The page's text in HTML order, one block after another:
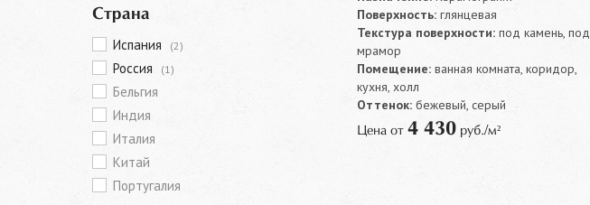
Страна
Испания (2)
Россия (1)
Бельгия
Индия
Италия
Китай
Португалия
Поверхность:глянцевая
Текстура поверхности:под камень, под
мрамор
Помещение:ванная комната, коридор,
кухня, холл
Оттенок:бежевый, серый
Цена от 4 430руб./м²